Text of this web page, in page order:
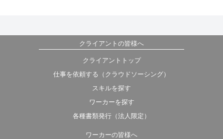
クライアントの皆様へ
クライアントトップ
仕事を依頼する（クラウドソーシング）
スキルを探す
ワーカーを探す
各種書類発行（法人限定）
ワーカーの皆様へ